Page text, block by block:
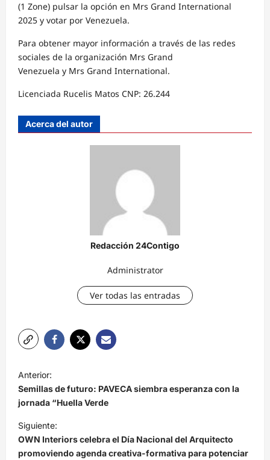
(1 Zone) pulsar la opción en Mrs Grand International
2025 y votar por Venezuela.
Para obtener mayor información a través de las redes
sociales de la organización Mrs Grand
Venezuela y Mrs Grand International.
Licenciada Rucelis Matos CNP: 26.244
Acerca del autor
Redacción 24Contigo
Administrator
Ver todas las entradas
N
a
v
e
g
Anterior:
Semillas de futuro: PAVECA siembra esperanza con la
jornada “Huella Verde
Siguiente:
OWN Interiors celebra el Día Nacional del Arquitecto
promoviendo agenda creativa-formativa para potenciar